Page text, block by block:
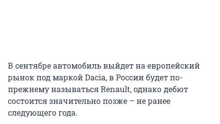
В сентябре автомобиль выйдет на европейский
рынок под маркой Dacia, в России будет по-
прежнему называться Renault, однако дебют
состоится значительно позже – не ранее
следующего года.